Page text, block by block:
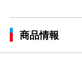
商品情報